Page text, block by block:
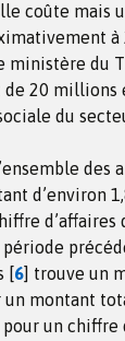
coûte mais
à
ministère du
20 millions
du
des
d’environ
d’affaires
[6] trouve un
un montant
un chiffre